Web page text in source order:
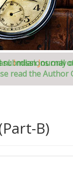
IndianJournal
B)